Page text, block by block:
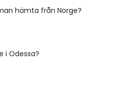
hämta från Norge?
i Odessa?